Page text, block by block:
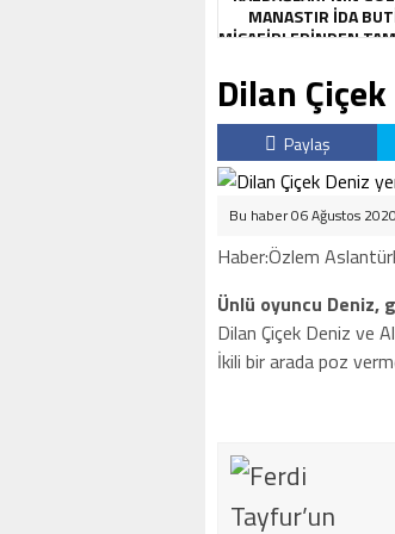
MANASTIR İDA
MISAFIRLERINDEN
Dilan
Paylaş
Bu haber 06 Ağustos
Haber:Özlem
Ünlü oyuncu Deniz,
Dilan Çiçek Deniz ve
İkili bir arada poz